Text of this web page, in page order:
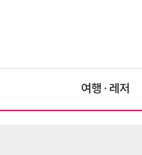
여행·레저